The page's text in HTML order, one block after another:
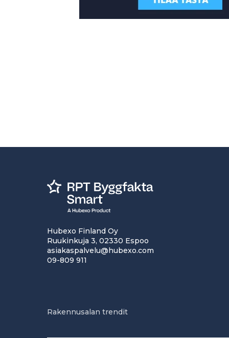
Hubexo Finland Oy
Ruukinkuja 3, 02330 Espoo
asiakaspalvelu@hubexo.com
09-809 911
Rakennusalan trendit